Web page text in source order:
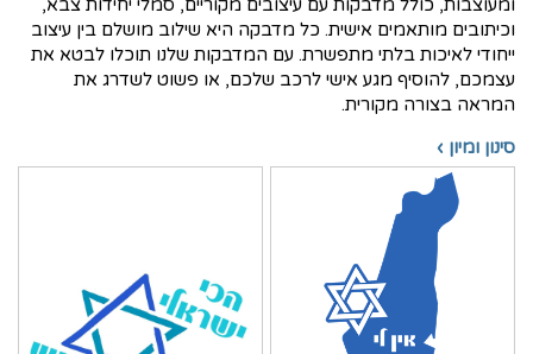
ומעוצבות, כולל מדבקות עם עיצובים מקוריים, סמלי יחידות צבא,
וכיתובים מותאמים אישית. כל מדבקה היא שילוב מושלם בין עיצוב
ייחודי לאיכות בלתי מתפשרת. עם המדבקות שלנו תוכלו לבטא את
עצמכם, להוסיף מגע אישי לרכב שלכם, או פשוט לשדרג את
המראה בצורה מקורית.
סינון ומיון ›